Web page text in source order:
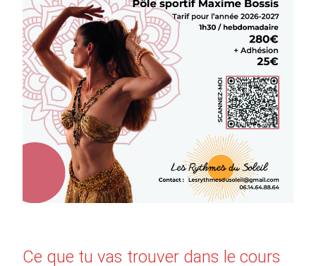
Ce que tu vas trouver dans le cours